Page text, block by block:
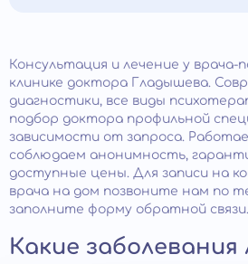
Консультация и лечение у врача-
клинике доктора Гладышева.
диагностики, все виды
подбор доктора профильной
зависимости от запроса.
соблюдаем анонимность,
доступные цены. Для записи на
врача на дом позвоните нам по
заполните форму обратной связи.
Какие заболевания